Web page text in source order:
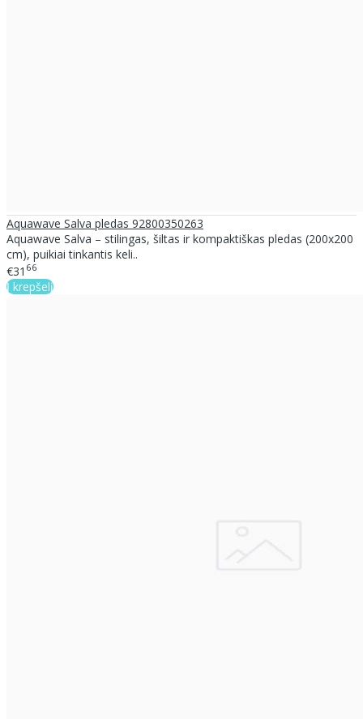
Aquawave Salva pledas 92800350263
Aquawave Salva – stilingas, šiltas ir kompaktiškas pledas (200x200
cm), puikiai tinkantis keli..
€31 66
Į krepšelį